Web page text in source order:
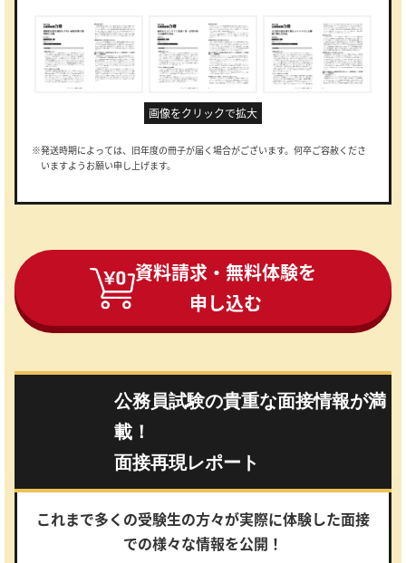
画像をクリックで拡大
※発送時期によっては、旧年度の冊子が届く場合がございます。何卒ご容赦くださ
いますようお願い申し上げます。
資料請求・無料体験を
申し込む
公務員試験の貴重な面接情報が満
載！
面接再現レポート
これまで多くの受験生の方々が実際に体験した面接
での様々な情報を公開！